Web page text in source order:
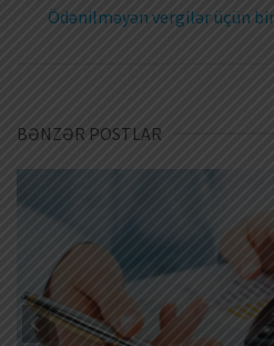
Ödənilməyən vergilər üçün
BƏNZƏR POSTLAR